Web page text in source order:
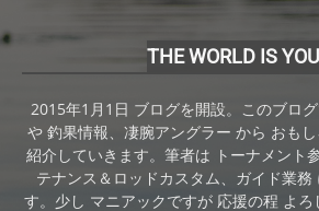
THE WORLD IS
2015年1月1日 ブログを開設。このブロ
や 釣果情報、凄腕アングラー から おも
紹介していきます。筆者は トーナメント
テナンス＆ロッドカスタム、ガイド業務
す。少し マニアックですが 応援の程 よろ